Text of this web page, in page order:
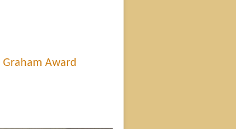
Graham Award